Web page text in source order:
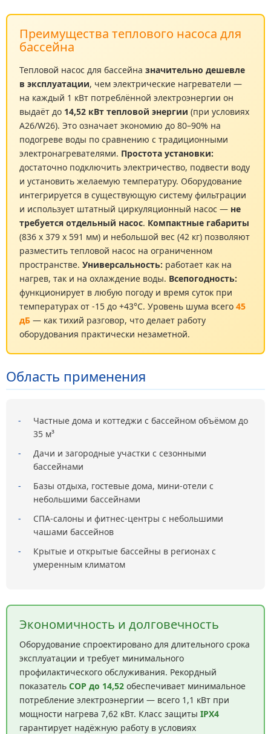
Преимущества теплового насоса для
бассейна
Тепловой насос для бассейна значительно дешевле
в эксплуатации, чем электрические нагреватели —
на каждый 1 кВт потреблённой электроэнергии он
выдаёт до 14,52 кВт тепловой энергии (при условиях
A26/W26). Это означает экономию до 80–90% на
подогреве воды по сравнению с традиционными
электронагревателями. Простота установки:
достаточно подключить электричество, подвести воду
и установить желаемую температуру. Оборудование
интегрируется в существующую систему фильтрации
и использует штатный циркуляционный насос — не
требуется отдельный насос. Компактные габариты
(836 x 379 x 591 мм) и небольшой вес (42 кг) позволяют
разместить тепловой насос на ограниченном
пространстве. Универсальность: работает как на
нагрев, так и на охлаждение воды. Всепогодность:
функционирует в любую погоду и время суток при
температурах от -15 до +43°С. Уровень шума всего 45
дБ — как тихий разговор, что делает работу
оборудования практически незаметной.
Область применения
-
Частные дома и коттеджи с бассейном объёмом до
35 м³
-
Дачи и загородные участки с сезонными
бассейнами
-
Базы отдыха, гостевые дома, мини-отели с
небольшими бассейнами
-
СПА-салоны и фитнес-центры с небольшими
чашами бассейнов
-
Крытые и открытые бассейны в регионах с
умеренным климатом
Экономичность и долговечность
Оборудование спроектировано для длительного срока
эксплуатации и требует минимального
профилактического обслуживания. Рекордный
показатель COP до 14,52 обеспечивает минимальное
потребление электроэнергии — всего 1,1 кВт при
мощности нагрева 7,62 кВт. Класс защиты IPX4
гарантирует надёжную работу в условиях